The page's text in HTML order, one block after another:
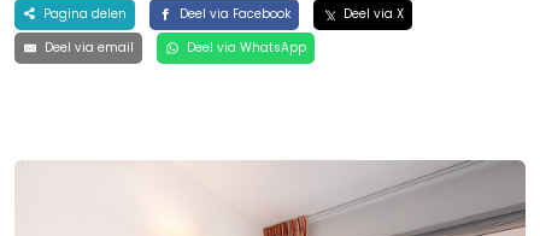
Pagina delen Deel via Facebook
Deel via X
Deel via email
Deel via WhatsApp